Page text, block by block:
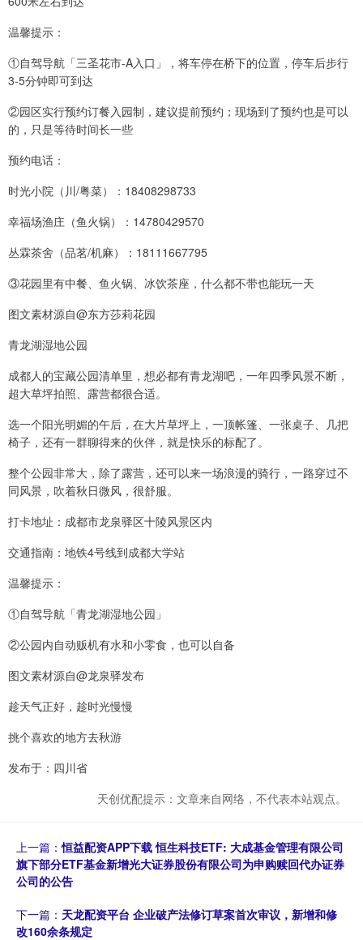
温馨提示：
①自驾导航「三圣花市-A入口」，将车停在桥下的位置，停车后步行
3-5分钟即可到达
②园区实行预约订餐入园制，建议提前预约；现场到了预约也是可以
的，只是等待时间长一些
预约电话：
时光小院（川/粤菜）：18408298733
幸福场渔庄（鱼火锅）：14780429570
丛霖茶舍（品茗/机麻）：18111667795
③花园里有中餐、鱼火锅、冰饮茶座，什么都不带也能玩一天
图文素材源自@东方莎莉花园
青龙湖湿地公园
成都人的宝藏公园清单里，想必都有青龙湖吧，一年四季风景不断，
超大草坪拍照、露营都很合适。
选一个阳光明媚的午后，在大片草坪上，一顶帐篷、一张桌子、几把
椅子，还有一群聊得来的伙伴，就是快乐的标配了。
整个公园非常大，除了露营，还可以来一场浪漫的骑行，一路穿过不
同风景，吹着秋日微风，很舒服。
打卡地址：成都市龙泉驿区十陵风景区内
交通指南：地铁4号线到成都大学站
温馨提示：
①自驾导航「青龙湖湿地公园」
②公园内自动贩机有水和小零食，也可以自备
图文素材源自@龙泉驿发布
趁天气正好，趁时光慢慢
挑个喜欢的地方去秋游️
发布于：四川省
天创优配提示：文章来自网络，不代表本站观点。
上一篇：恒益配资APP下载 恒生科技ETF: 大成基金管理有限公司
旗下部分ETF基金新增光大证券股份有限公司为申购赎回代办证券
公司的公告
下一篇： 天龙配资平台 企业破产法修订草案首次审议，新增和修
改160余条规定